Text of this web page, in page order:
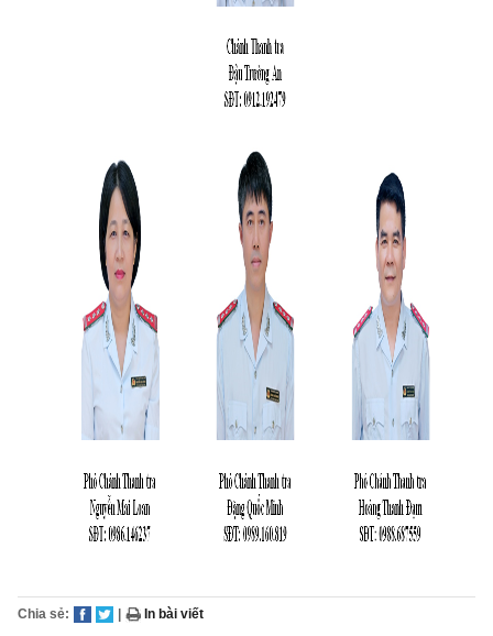
Chia sẻ: In bài viết